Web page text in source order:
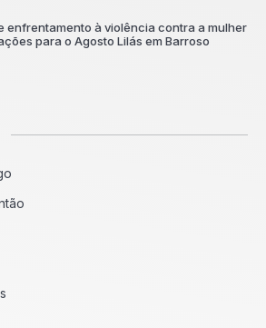
enfrentamento à violência contra a mulher
para o Agosto Lilás em Barroso